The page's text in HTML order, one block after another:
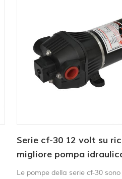
sale e si spegne quando l'acqua
rimossa.
Serie cf-30 12 volt su
migliore pompa
diaframma camper
Le pompe della serie cf-30